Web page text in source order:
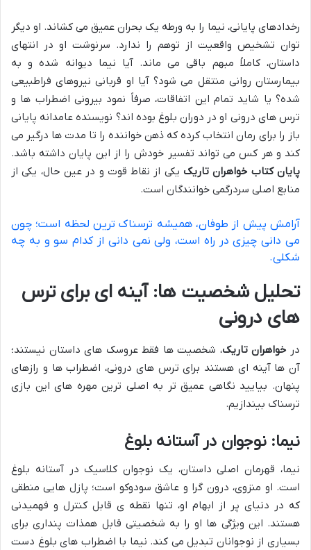
رخدادهای پایانی، نیما را به ورطه یک بحران عمیق می کشاند. او دیگر
توان تشخیص واقعیت از توهم را ندارد. سرنوشت او در انتهای
داستان، کاملاً مبهم باقی می ماند. آیا نیما دیوانه شده و به
بیمارستان روانی منتقل می شود؟ آیا او قربانی نیروهای فراطبیعی
شده؟ یا شاید تمام این اتفاقات، صرفاً نمود بیرونی اضطراب ها و
ترس های درونی او در دوران بلوغ بوده اند؟ نویسنده عامدانه پایانی
باز را برای رمان انتخاب کرده که ذهن خواننده را تا مدت ها درگیر می
کند و هر کس می تواند تفسیر خودش را از این پایان داشته باشد.
پایان کتاب خواهران تاریک یکی از نقاط قوت و در عین حال، یکی از
منابع اصلی سردرگمی خوانندگان است.
آرامش پیش از طوفان، همیشه ترسناک ترین لحظه است؛ چون
می دانی چیزی در راه است، ولی نمی دانی از کدام سو و به چه
شکلی.
تحلیل شخصیت ها: آینه ای برای ترس
های درونی
در خواهران تاریک، شخصیت ها فقط عروسک های داستان نیستند؛
آن ها آینه ای هستند برای ترس های درونی، اضطراب ها و رازهای
پنهان. بیایید نگاهی عمیق تر به اصلی ترین مهره های این بازی
ترسناک بیندازیم.
نیما: نوجوان در آستانه بلوغ
نیما، قهرمان اصلی داستان، یک نوجوان کلاسیک در آستانه بلوغ
است. او منزوی، درون گرا و عاشق سودوکو است؛ پازل هایی منطقی
که در دنیای پر از ابهام او، تنها نقطه ی قابل کنترل و فهمیدنی
هستند. این ویژگی ها او را به شخصیتی قابل همذات پنداری برای
بسیاری از نوجوانان تبدیل می کند. نیما با اضطراب های بلوغ دست